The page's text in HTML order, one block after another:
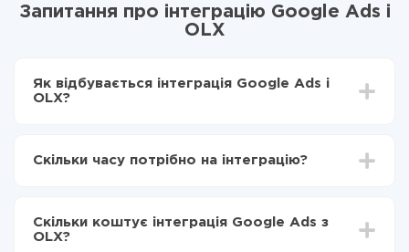
Запитання про інтеграцію Google Ads і
OLX
Як відбувається інтеграція Google Ads і
OLX?
Вибираєте які дані передавати з Google Ads в
Тепер дані будуть автоматично передаватися з
Google Ads в OLX
Скільки часу потрібно на інтеграцію?
становити від 5-ти до 30-хвилин. У середньому
налаштування займає 10-15 хвилин.
Скільки коштує інтеграція Google Ads з
OLX?